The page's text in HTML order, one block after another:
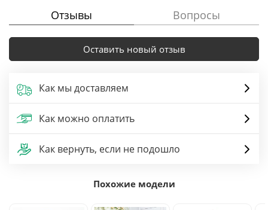
Отзывы Вопросы
Оставить новый отзыв
Как мы доставляем
Как можно оплатить
Как вернуть, если не подошло
Похожие модели